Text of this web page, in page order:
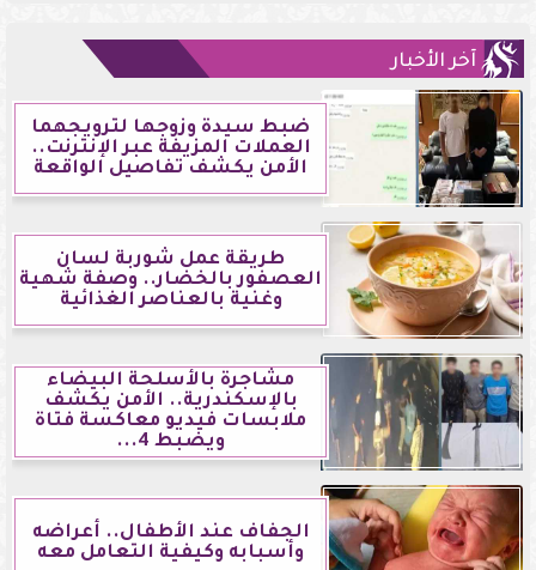
آخر الأخبار
ضبط سيدة وزوجها لترويجهما
العملات المزيفة عبر الإنترنت..
الأمن يكشف تفاصيل الواقعة
طريقة عمل شوربة لسان
العصفور بالخضار.. وصفة شهية
وغنية بالعناصر الغذائية
مشاجرة بالأسلحة البيضاء
بالإسكندرية.. الأمن يكشف
ملابسات فيديو معاكسة فتاة
ويضبط 4...
الجفاف عند الأطفال.. أعراضه
وأسبابه وكيفية التعامل معه